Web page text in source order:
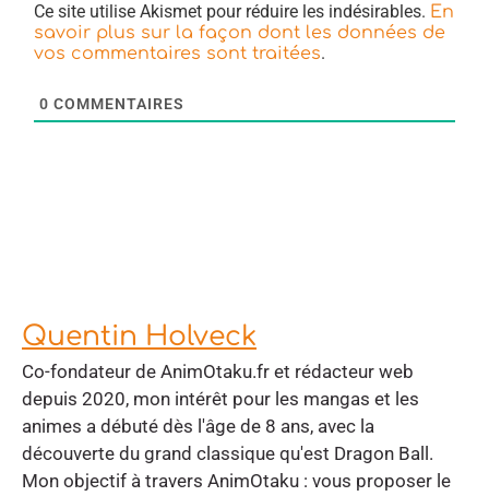
Ce site utilise Akismet pour réduire les indésirables. En
savoir plus sur la façon dont les données de
vos commentaires sont traitées.
0 COMMENTAIRES
Quentin Holveck
Co-fondateur de AnimOtaku.fr et rédacteur web
depuis 2020, mon intérêt pour les mangas et les
animes a débuté dès l'âge de 8 ans, avec la
découverte du grand classique qu'est Dragon Ball.
Mon objectif à travers AnimOtaku : vous proposer le